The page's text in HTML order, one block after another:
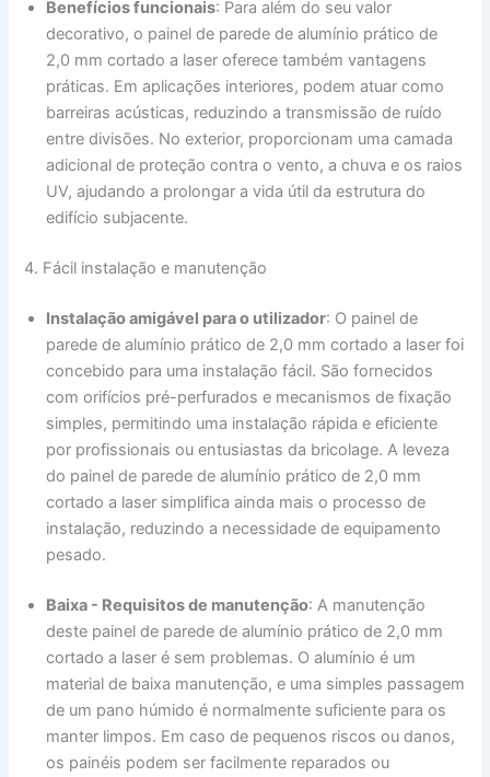
Benefícios funcionais: Para além do seu valor
decorativo, o painel de parede de alumínio prático de
2,0 mm cortado a laser oferece também vantagens
práticas. Em aplicações interiores, podem atuar como
barreiras acústicas, reduzindo a transmissão de ruído
entre divisões. No exterior, proporcionam uma camada
adicional de proteção contra o vento, a chuva e os raios
UV, ajudando a prolongar a vida útil da estrutura do
edifício subjacente.
4. Fácil instalação e manutenção
Instalação amigável para o utilizador: O painel de
parede de alumínio prático de 2,0 mm cortado a laser foi
concebido para uma instalação fácil. São fornecidos
com orifícios pré-perfurados e mecanismos de fixação
simples, permitindo uma instalação rápida e eficiente
por profissionais ou entusiastas da bricolage. A leveza
do painel de parede de alumínio prático de 2,0 mm
cortado a laser simplifica ainda mais o processo de
instalação, reduzindo a necessidade de equipamento
pesado.
Baixa - Requisitos de manutenção: A manutenção
deste painel de parede de alumínio prático de 2,0 mm
cortado a laser é sem problemas. O alumínio é um
material de baixa manutenção, e uma simples passagem
de um pano húmido é normalmente suficiente para os
manter limpos. Em caso de pequenos riscos ou danos,
os painéis podem ser facilmente reparados ou